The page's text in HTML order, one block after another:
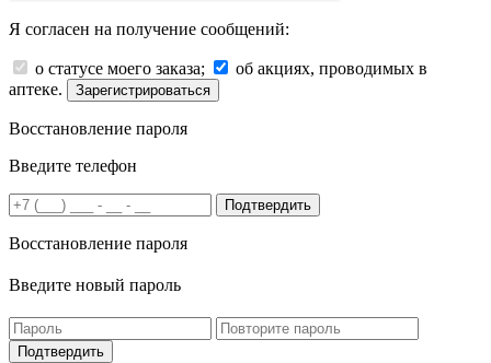
Я согласен на получение сообщений:
о статусе моего заказа;
об акциях, проводимых в
аптеке.
Зарегистрироваться
Восстановление пароля
Введите телефон
Подтвердить
Восстановление пароля
Введите новый пароль